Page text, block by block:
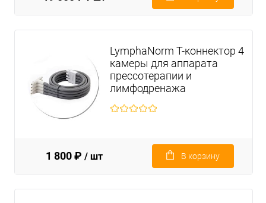
LymphaNorm Т-коннектор 4
камеры для аппарата
прессотерапии и
лимфодренажа
1 800 ₽ / шт В корзину